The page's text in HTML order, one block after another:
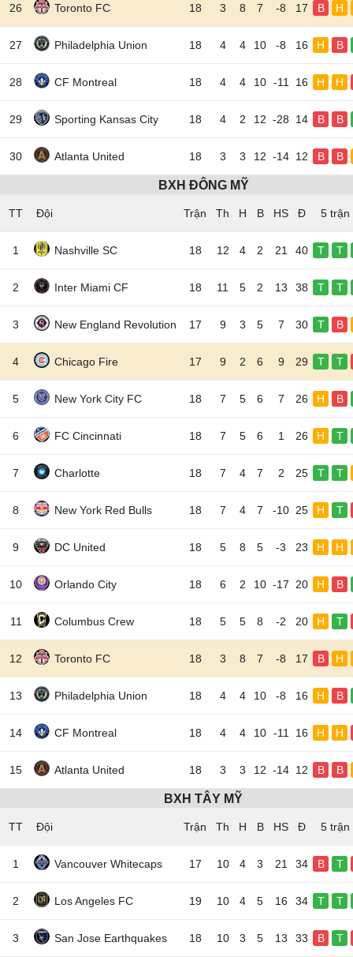
26 Toronto FC 18 3 8 7 -8 17 B H
27 Philadelphia Union 18 4 4 10 -8 16 H B
28 CF Montreal 18 4 4 10 -11 16 H H
29 Sporting Kansas City 18 4 2 12 -28 14 B B
30 Atlanta United 18 3 3 12 -14 12 B B
BXH ĐÔNG MỸ
TT Đội 5 trận
1 Nashville SC 18 12 4 2 21 40 T T
2 Inter Miami CF 18 11 5 2 13 38 T T
3 New England Revolution 17 9 3 5 7 30 T B
4 Chicago Fire 17 9 2 6 9 29 T T
5 New York City FC 18 7 5 6 7 26 H B
6 FC Cincinnati 18 7 5 6 1 26 H T
7 Charlotte 18 7 4 7 2 25 T T
8 New York Red Bulls 18 7 4 7 -10 25 H T
9 DC United 18 5 8 5 -3 23 H H
10 Orlando City 18 6 2 10 -17 20 H B
11 Columbus Crew 18 5 5 8 -2 20 H T
12 Toronto FC 18 3 8 7 -8 17 B H
13 Philadelphia Union 18 4 4 10 -8 16 H B
14 CF Montreal 18 4 4 10 -11 16 H H
15 Atlanta United 18 3 3 12 -14 12 B B
BXH TÂY MỸ
TT Đội 5 trận
1 Vancouver Whitecaps 17 10 4 3 21 34 B T
2 Los Angeles FC 19 10 4 5 16 34 T T
3 San Jose Earthquakes 18 10 3 5 13 33 B T